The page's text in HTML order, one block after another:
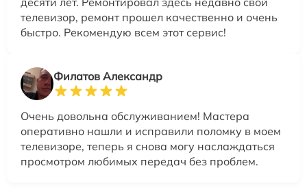
телевизор, ремонт прошел качественно и очень
быстро. Рекомендую всем этот сервис!
Филатов Александр
Очень довольна обслуживанием! Мастера
оперативно нашли и исправили поломку в моем
телевизоре, теперь я снова могу наслаждаться
просмотром любимых передач без проблем.